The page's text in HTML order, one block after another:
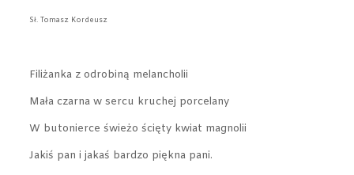
Sł. Tomasz Kordeusz
Filiżanka z odrobiną melancholii
Mała czarna w sercu kruchej porcelany
W butonierce świeżo ścięty kwiat magnolii
Jakiś pan i jakaś bardzo piękna pani.